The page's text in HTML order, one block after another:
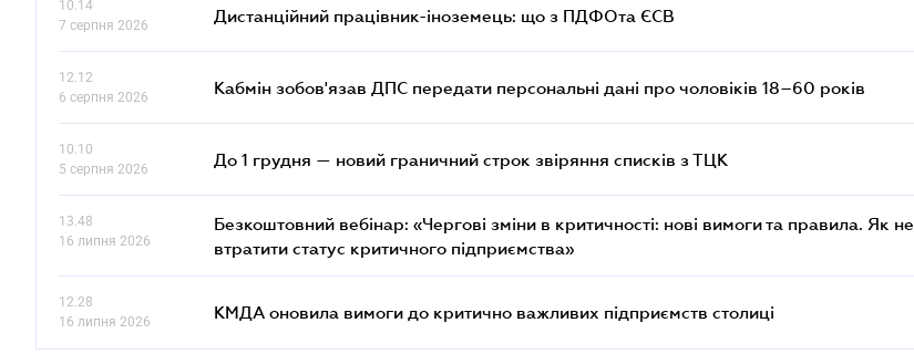
10.14
7 серпня 2026
Дистанційний працівник-іноземець: що з ПДФОта ЄСВ
12.12
6 серпня 2026
Кабмін зобов'язав ДПС передати персональні дані про чоловіків 18–60 років
10.10
5 серпня 2026
До 1 грудня — новий граничний строк звіряння списків з ТЦК
13.48
16 липня 2026
Безкоштовний вебінар: «Чергові зміни в критичності: нові вимоги та правила. Як не
втратити статус критичного підприємства»
12.28
16 липня 2026
КМДА оновила вимоги до критично важливих підприємств столиці